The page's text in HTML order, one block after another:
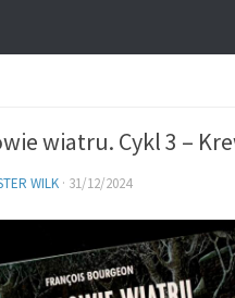
wiatru. Cykl 3 –
WILK · 31/12/2024